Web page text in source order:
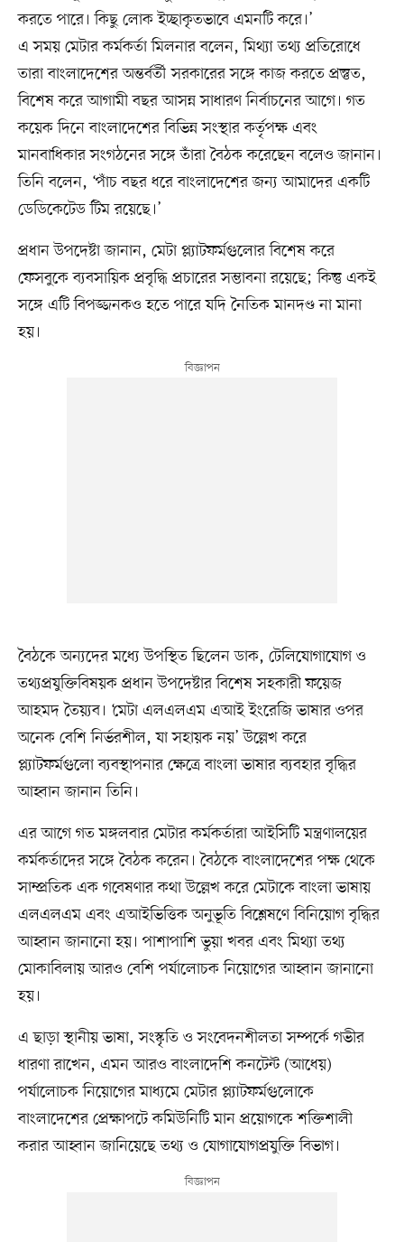
করতে পারে। কিছু লোক ইচ্ছাকৃতভাবে এমনটি করে।’
এ সময় মেটার কর্মকর্তা মিলনার বলেন, মিথ্যা তথ্য প্রতিরোধে
তারা বাংলাদেশের অন্তর্বর্তী সরকারের সঙ্গে কাজ করতে প্রস্তুত,
বিশেষ করে আগামী বছর আসন্ন সাধারণ নির্বাচনের আগে। গত
কয়েক দিনে বাংলাদেশের বিভিন্ন সংস্থার কর্তৃপক্ষ এবং
মানবাধিকার সংগঠনের সঙ্গে তাঁরা বৈঠক করেছেন বলেও জানান।
তিনি বলেন, ‘পাঁচ বছর ধরে বাংলাদেশের জন্য আমাদের একটি
ডেডিকেটেড টিম রয়েছে।’
প্রধান উপদেষ্টা জানান, মেটা প্ল্যাটফর্মগুলোর বিশেষ করে
ফেসবুকে ব্যবসায়িক প্রবৃদ্ধি প্রচারের সম্ভাবনা রয়েছে; কিন্তু একই
সঙ্গে এটি বিপজ্জনকও হতে পারে যদি নৈতিক মানদণ্ড না মানা
হয়।
বৈঠকে অন্যদের মধ্যে উপস্থিত ছিলেন ডাক, টেলিযোগাযোগ ও
তথ্যপ্রযুক্তিবিষয়ক প্রধান উপদেষ্টার বিশেষ সহকারী ফয়েজ
আহমদ তৈয়্যব। ‘মেটা এলএলএম এআই ইংরেজি ভাষার ওপর
অনেক বেশি নির্ভরশীল, যা সহায়ক নয়’ উল্লেখ করে
প্ল্যাটফর্মগুলো ব্যবস্থাপনার ক্ষেত্রে বাংলা ভাষার ব্যবহার বৃদ্ধির
আহ্বান জানান তিনি।
এর আগে গত মঙ্গলবার মেটার কর্মকর্তারা আইসিটি মন্ত্রণালয়ের
কর্মকর্তাদের সঙ্গে বৈঠক করেন। বৈঠকে বাংলাদেশের পক্ষ থেকে
সাম্প্রতিক এক গবেষণার কথা উল্লেখ করে মেটাকে বাংলা ভাষায়
এলএলএম এবং এআইভিত্তিক অনুভূতি বিশ্লেষণে বিনিয়োগ বৃদ্ধির
আহ্বান জানানো হয়। পাশাপাশি ভুয়া খবর এবং মিথ্যা তথ্য
মোকাবিলায় আরও বেশি পর্যালোচক নিয়োগের আহ্বান জানানো
হয়।
এ ছাড়া স্থানীয় ভাষা, সংস্কৃতি ও সংবেদনশীলতা সম্পর্কে গভীর
ধারণা রাখেন, এমন আরও বাংলাদেশি কনটেন্ট (আধেয়)
পর্যালোচক নিয়োগের মাধ্যমে মেটার প্ল্যাটফর্মগুলোকে
বাংলাদেশের প্রেক্ষাপটে কমিউনিটি মান প্রয়োগকে শক্তিশালী
করার আহ্বান জানিয়েছে তথ্য ও যোগাযোগপ্রযুক্তি বিভাগ।